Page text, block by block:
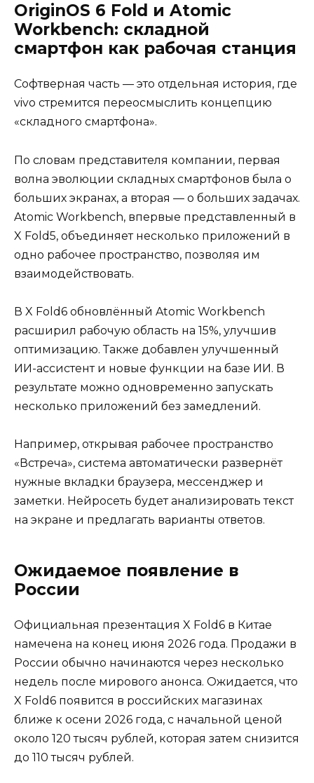
OriginOS 6 Fold и Atomic
Workbench: складной
смартфон как рабочая станция
Софтверная часть — это отдельная история, где
vivo стремится переосмыслить концепцию
«складного смартфона».
По словам представителя компании, первая
волна эволюции складных смартфонов была о
больших экранах, а вторая — о больших задачах.
Atomic Workbench, впервые представленный в
X Fold5, объединяет несколько приложений в
одно рабочее пространство, позволяя им
взаимодействовать.
В X Fold6 обновлённый Atomic Workbench
расширил рабочую область на 15%, улучшив
оптимизацию. Также добавлен улучшенный
ИИ-ассистент и новые функции на базе ИИ. В
результате можно одновременно запускать
несколько приложений без замедлений.
Например, открывая рабочее пространство
«Встреча», система автоматически развернёт
нужные вкладки браузера, мессенджер и
заметки. Нейросеть будет анализировать текст
на экране и предлагать варианты ответов.
Ожидаемое появление в
России
Официальная презентация X Fold6 в Китае
намечена на конец июня 2026 года. Продажи в
России обычно начинаются через несколько
недель после мирового анонса. Ожидается, что
X Fold6 появится в российских магазинах
ближе к осени 2026 года, с начальной ценой
около 120 тысяч рублей, которая затем снизится
до 110 тысяч рублей.